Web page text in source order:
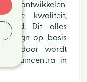
ontwikkelen.
kwaliteit,
Dit alles
design op basis
Outdoor wordt
tuincentra in